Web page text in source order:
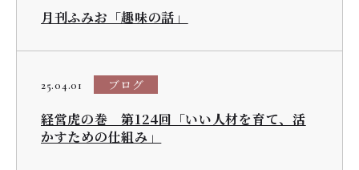
月刊ふみお「趣味の話」
25.04.01 ブログ
経営虎の巻 第124回「いい人材を育て、活
かすための仕組み」